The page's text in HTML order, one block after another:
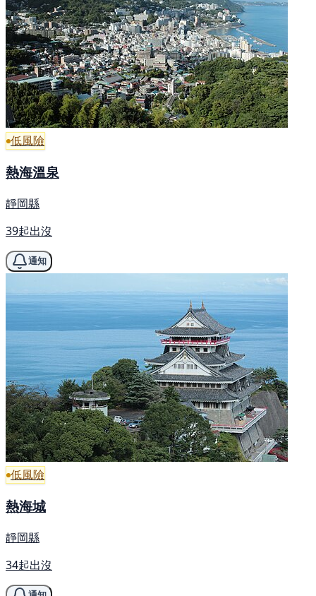
低風險
熱海溫泉
靜岡縣
39起出沒
通知
低風險
熱海城
靜岡縣
34起出沒